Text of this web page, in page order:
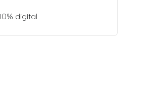
digital